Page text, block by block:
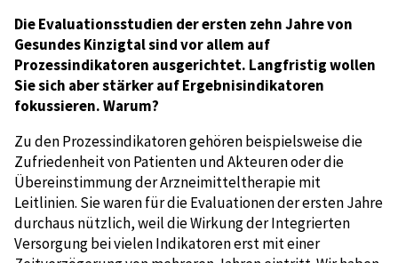
Die Evaluationsstudien der ersten zehn Jahre von
Gesundes Kinzigtal sind vor allem auf
Prozessindikatoren ausgerichtet. Langfristig wollen
Sie sich aber stärker auf Ergebnisindikatoren
fokussieren. Warum?
Zu den Prozessindikatoren gehören beispielsweise die
Zufriedenheit von Patienten und Akteuren oder die
Übereinstimmung der Arzneimitteltherapie mit
Leitlinien. Sie waren für die Evaluationen der ersten Jahre
durchaus nützlich, weil die Wirkung der Integrierten
Versorgung bei vielen Indikatoren erst mit einer